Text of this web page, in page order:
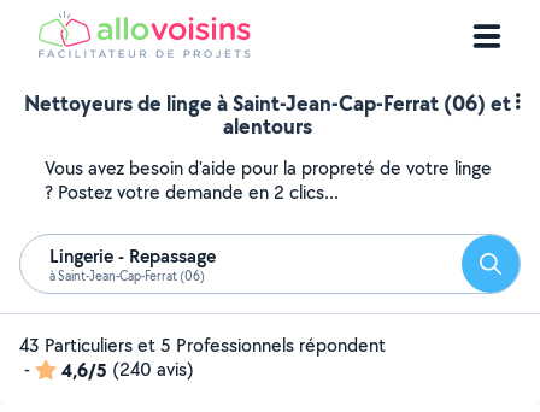
Nettoyeurs de linge à Saint-Jean-Cap-Ferrat (06) et
alentours
Vous avez besoin d'aide pour la propreté de votre linge
? Postez votre demande en 2 clics...
Lingerie - Repassage
à Saint-Jean-Cap-Ferrat (06)
43 Particuliers et 5 Professionnels répondent
-
4,6/5 (240 avis)